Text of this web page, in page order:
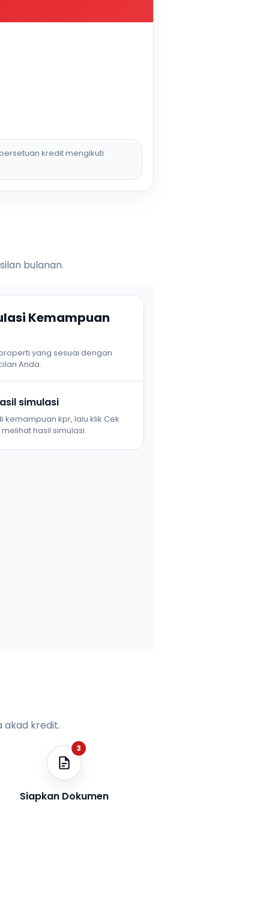
kredit mengikuti
bulanan.
Kemampuan
yang sesuai dengan
Anda.
simulasi
kemampuan kpr, lalu klik Cek
hasil simulasi.
akad kredit.
3
Siapkan Dokumen